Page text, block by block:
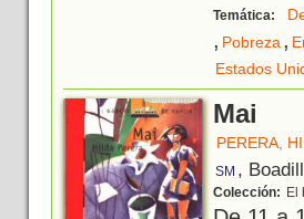
Temática:
, Pobreza,
Estados
Mai
PERERA,
SM ,
Colección: El